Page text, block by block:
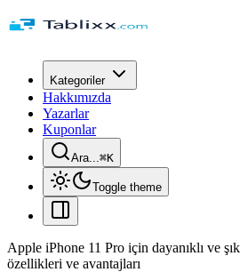
Kategoriler
Hakkımızda
Yazarlar
Kuponlar
Ara...⌘K
Toggle theme
Apple iPhone 11 Pro için dayanıklı ve
özellikleri ve avantajları